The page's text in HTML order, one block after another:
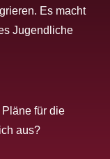
Es macht
Jugendliche
für die
aus?